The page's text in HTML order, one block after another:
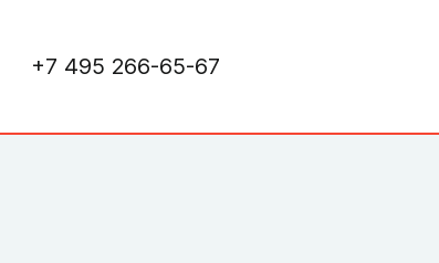
+7 495 266-65-67